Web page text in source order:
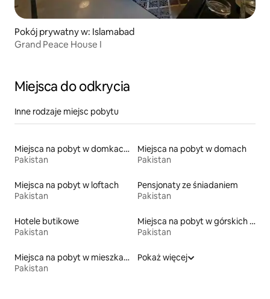
Pokój prywatny w: Islamabad
Grand Peace House I
Miejsca do odkrycia
Inne rodzaje miejsc pobytu
Miejsca na pobyt w domkach gościnnych
Pakistan
Miejsca na pobyt w domach
Pakistan
Miejsca na pobyt w loftach
Pakistan
Pensjonaty ze śniadaniem
Pakistan
Hotele butikowe
Pakistan
Miejsca na pobyt w górskich chatach
Pakistan
Miejsca na pobyt w mieszkaniach typu condo
Pakistan
Pokaż więcej